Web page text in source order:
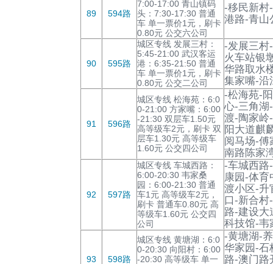
89 594路
7:00-17:00 青山镇码
头：7:30-17:30 普通
车 单一票价1元，刷卡
0.80元 公交六公司
-移民新村
港路-青山
90 595路
城区专线 发展三村：
5:45-21:00 武汉客运
港：6:35-21:50 普通
车 单一票价1元，刷卡
0.80元 公交二公司
-发展三村
火车站银
华路取水
集家嘴-沿
91 596路
城区专线 松海苑：6:0
0-21:00 方家嘴：6:00
-21:30 双层车1.50元
高等级车2元，刷卡 双
层车1.30元 高等级车
1.60元 公交四公司
-松海苑-
心-三角湖
渡-陶家岭
阳大道麒
阅马场-傅
南路陈家
92 597路
城区专线 车城西路：
6:00-20:30 韦家桑
园：6:00-21:30 普通
车1元 高等级车2元，
刷卡 普通车0.80元 高
等级车1.60元 公交四
公司
-车城西路
康园-体
渡小区-升
口-新合村
路-建设大
科技馆-韦
93 598路
城区专线 黄塘湖：6:0
0-20:30 向阳村：6:00
-20:30 高等级车 单一
-黄塘湖-
华家园-石
路-澳门路